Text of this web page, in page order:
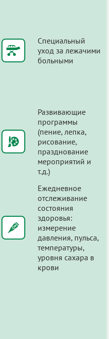
Специальный
уход за лежачими
больными
Развивающие
программы
(пение, лепка,
рисование,
празднование
мероприятий и
т.д.)
Ежедневное
отслеживание
состояния
здоровья:
измерение
давления, пульса,
температуры,
уровня сахара в
крови